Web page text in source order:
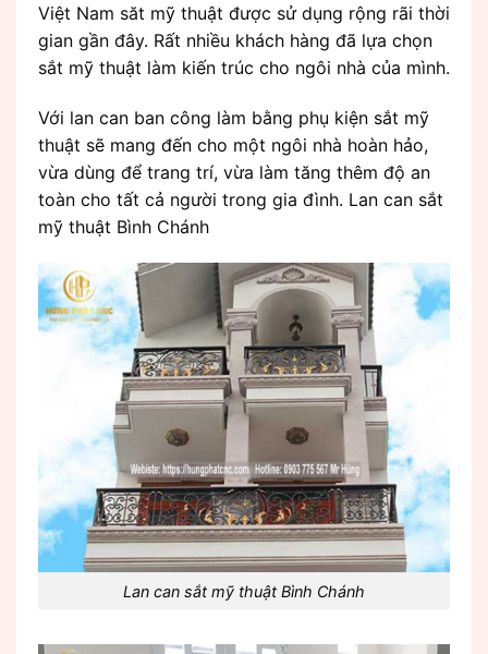
Việt Nam săt mỹ thuật được sử dụng rộng rãi thời
gian gần đây. Rất nhiều khách hàng đã lựa chọn
sắt mỹ thuật làm kiến trúc cho ngôi nhà của mình.
Với lan can ban công làm bằng phụ kiện sắt mỹ
thuật sẽ mang đến cho một ngôi nhà hoàn hảo,
vừa dùng để trang trí, vừa làm tăng thêm độ an
toàn cho tất cả người trong gia đình. Lan can sắt
mỹ thuật Bình Chánh
Lan can sắt mỹ thuật Bình Chánh